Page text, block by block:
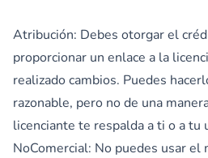
Atribución: Debes otorgar el
proporcionar un enlace a la
realizado cambios. Puedes
razonable, pero no de una
licenciante te respalda a ti o a tu
NoComercial: No puedes usar el